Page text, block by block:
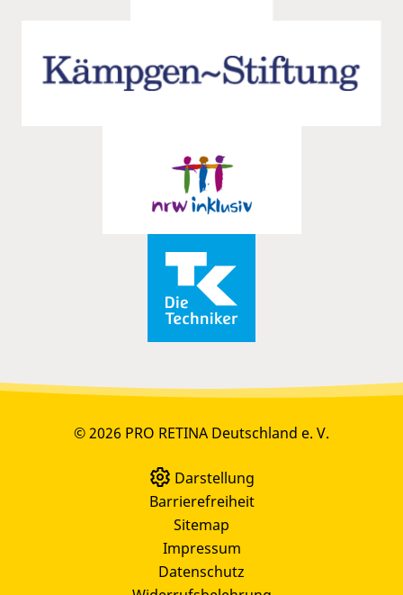
© 2026 PRO RETINA Deutschland e. V.
Darstellung
Barrierefreiheit
Sitemap
Impressum
Datenschutz